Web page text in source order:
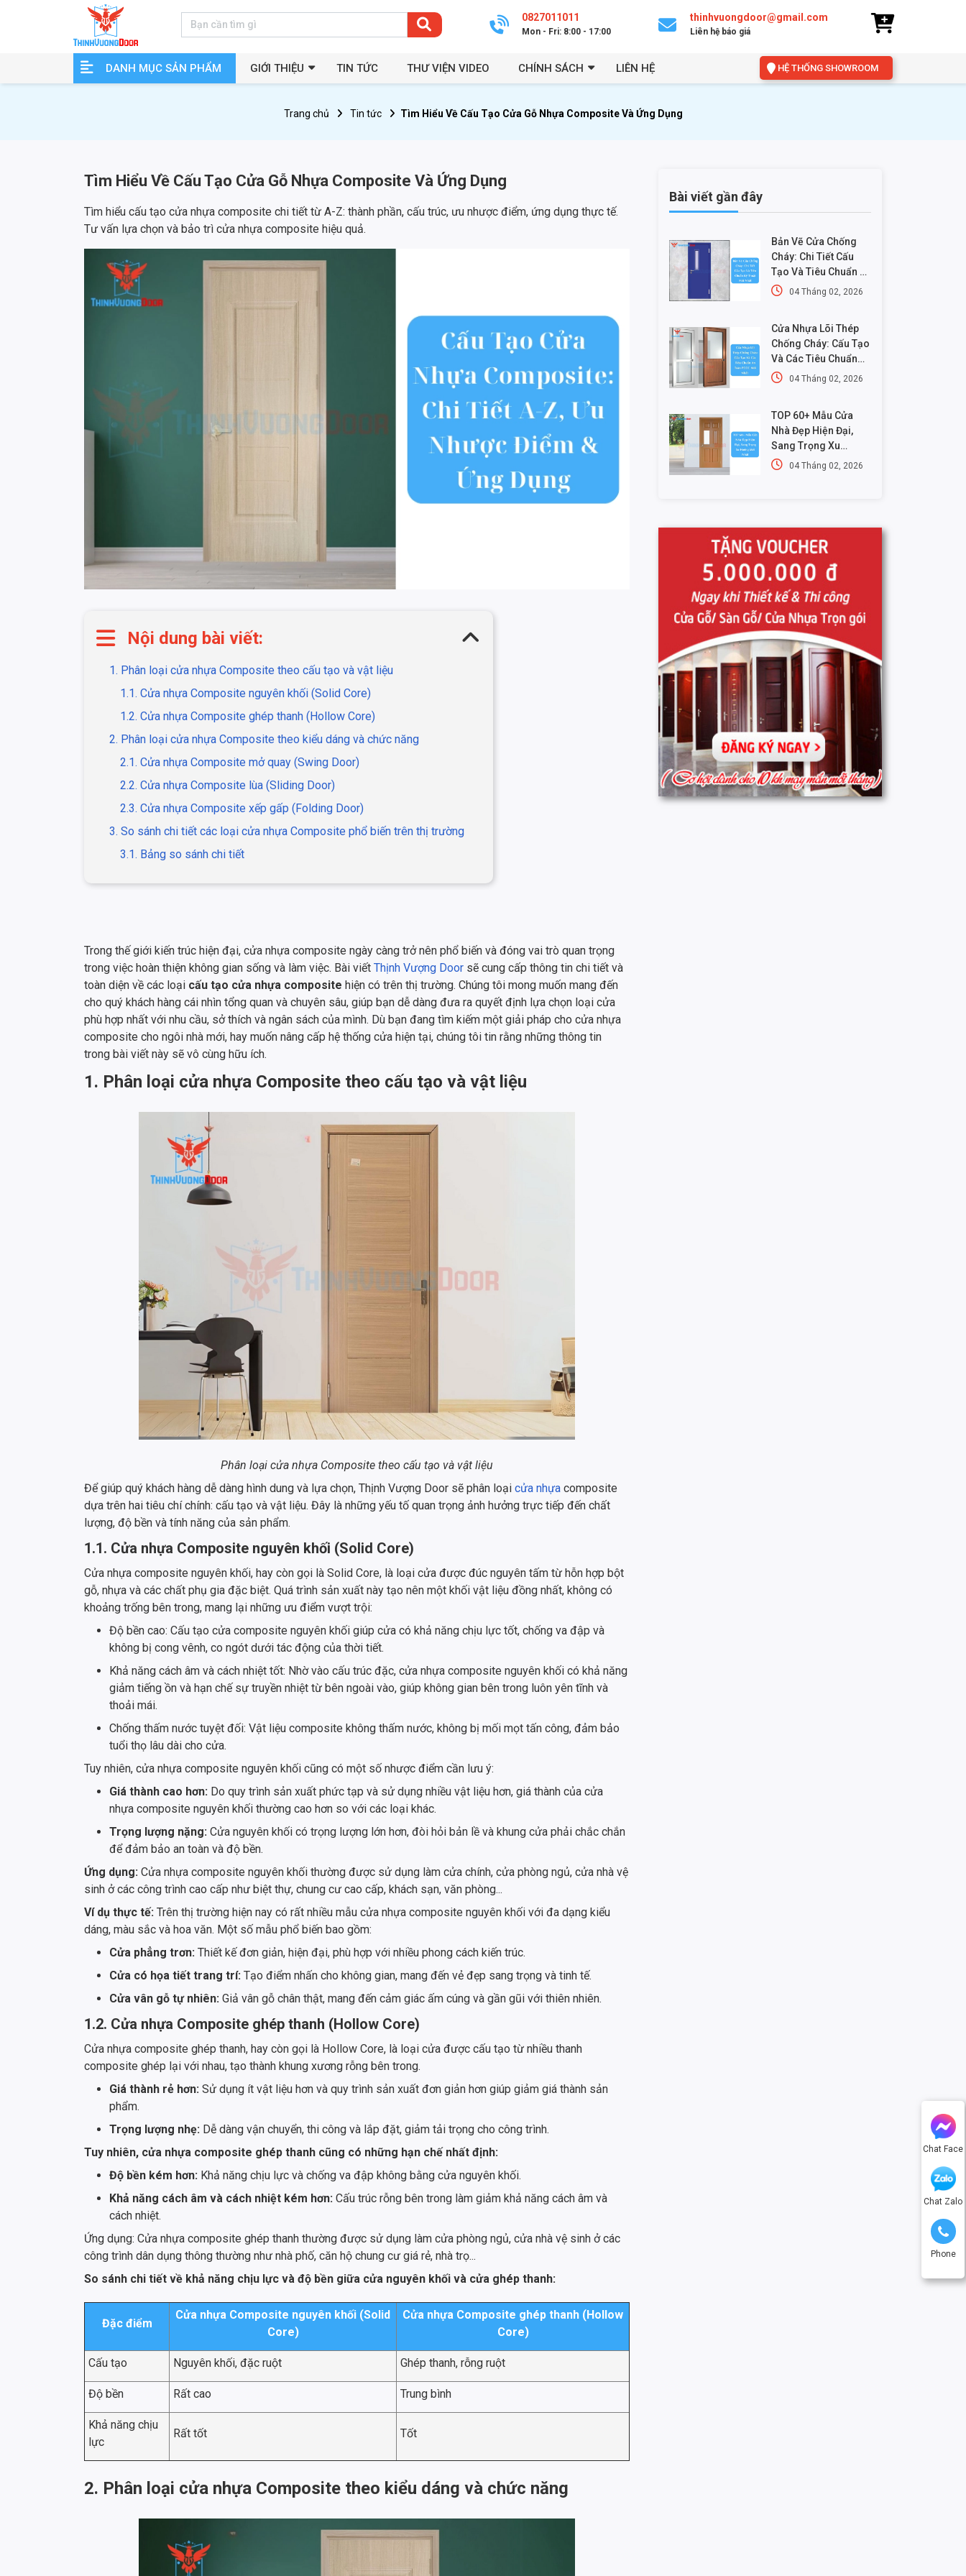
0827011011
Mon - Fri: 8:00 - 17:00
thinhvuongdoor@gmail.com
Liên hệ báo giá
DANH MỤC SẢN PHẨM GIỚI THIỆU TIN TỨC THƯ VIỆN VIDEO CHÍNH SÁCH LIÊN HỆ HỆ THỐNG SHOWROOM
Chat Face
Chat Zalo
Phone
Trang chủ Tin tức Tìm Hiểu Về Cấu Tạo Cửa Gỗ Nhựa Composite Và Ứng Dụng
Tìm Hiểu Về Cấu Tạo Cửa Gỗ Nhựa Composite Và Ứng Dụng
Tìm hiểu cấu tạo cửa nhựa composite chi tiết từ A-Z: thành phần, cấu trúc, ưu nhược điểm, ứng dụng thực tế.
Tư vấn lựa chọn và bảo trì cửa nhựa composite hiệu quả.
Nội dung bài viết:
1. Phân loại cửa nhựa Composite theo cấu tạo và vật liệu
1.1. Cửa nhựa Composite nguyên khối (Solid Core)
1.2. Cửa nhựa Composite ghép thanh (Hollow Core)
2. Phân loại cửa nhựa Composite theo kiểu dáng và chức năng
2.1. Cửa nhựa Composite mở quay (Swing Door)
2.2. Cửa nhựa Composite lùa (Sliding Door)
2.3. Cửa nhựa Composite xếp gấp (Folding Door)
3. So sánh chi tiết các loại cửa nhựa Composite phổ biến trên thị trường
3.1. Bảng so sánh chi tiết
Trong thế giới kiến trúc hiện đại, cửa nhựa composite ngày càng trở nên phổ biến và đóng vai trò quan trọng
trong việc hoàn thiện không gian sống và làm việc. Bài viết Thịnh Vượng Door sẽ cung cấp thông tin chi tiết và
toàn diện về các loại cấu tạo cửa nhựa composite hiện có trên thị trường. Chúng tôi mong muốn mang đến
cho quý khách hàng cái nhìn tổng quan và chuyên sâu, giúp bạn dễ dàng đưa ra quyết định lựa chọn loại cửa
phù hợp nhất với nhu cầu, sở thích và ngân sách của mình. Dù bạn đang tìm kiếm một giải pháp cho cửa nhựa
composite cho ngôi nhà mới, hay muốn nâng cấp hệ thống cửa hiện tại, chúng tôi tin rằng những thông tin
trong bài viết này sẽ vô cùng hữu ích.
1. Phân loại cửa nhựa Composite theo cấu tạo và vật liệu
Phân loại cửa nhựa Composite theo cấu tạo và vật liệu
Để giúp quý khách hàng dễ dàng hình dung và lựa chọn, Thịnh Vượng Door sẽ phân loại cửa nhựa composite
dựa trên hai tiêu chí chính: cấu tạo và vật liệu. Đây là những yếu tố quan trọng ảnh hưởng trực tiếp đến chất
lượng, độ bền và tính năng của sản phẩm.
1.1. Cửa nhựa Composite nguyên khối (Solid Core)
Cửa nhựa composite nguyên khối, hay còn gọi là Solid Core, là loại cửa được đúc nguyên tấm từ hỗn hợp bột
gỗ, nhựa và các chất phụ gia đặc biệt. Quá trình sản xuất này tạo nên một khối vật liệu đồng nhất, không có
khoảng trống bên trong, mang lại những ưu điểm vượt trội:
Độ bền cao: Cấu tạo cửa composite nguyên khối giúp cửa có khả năng chịu lực tốt, chống va đập và
không bị cong vênh, co ngót dưới tác động của thời tiết.
Khả năng cách âm và cách nhiệt tốt: Nhờ vào cấu trúc đặc, cửa nhựa composite nguyên khối có khả năng
giảm tiếng ồn và hạn chế sự truyền nhiệt từ bên ngoài vào, giúp không gian bên trong luôn yên tĩnh và
thoải mái.
Chống thấm nước tuyệt đối: Vật liệu composite không thấm nước, không bị mối mọt tấn công, đảm bảo
tuổi thọ lâu dài cho cửa.
Tuy nhiên, cửa nhựa composite nguyên khối cũng có một số nhược điểm cần lưu ý:
Giá thành cao hơn: Do quy trình sản xuất phức tạp và sử dụng nhiều vật liệu hơn, giá thành của cửa
nhựa composite nguyên khối thường cao hơn so với các loại khác.
Trọng lượng nặng: Cửa nguyên khối có trọng lượng lớn hơn, đòi hỏi bản lề và khung cửa phải chắc chắn
để đảm bảo an toàn và độ bền.
Ứng dụng: Cửa nhựa composite nguyên khối thường được sử dụng làm cửa chính, cửa phòng ngủ, cửa nhà vệ
sinh ở các công trình cao cấp như biệt thự, chung cư cao cấp, khách sạn, văn phòng...
Ví dụ thực tế: Trên thị trường hiện nay có rất nhiều mẫu cửa nhựa composite nguyên khối với đa dạng kiểu
dáng, màu sắc và hoa văn. Một số mẫu phổ biến bao gồm:
Cửa phẳng trơn: Thiết kế đơn giản, hiện đại, phù hợp với nhiều phong cách kiến trúc.
Cửa có họa tiết trang trí: Tạo điểm nhấn cho không gian, mang đến vẻ đẹp sang trọng và tinh tế.
Cửa vân gỗ tự nhiên: Giả vân gỗ chân thật, mang đến cảm giác ấm cúng và gần gũi với thiên nhiên.
1.2. Cửa nhựa Composite ghép thanh (Hollow Core)
Cửa nhựa composite ghép thanh, hay còn gọi là Hollow Core, là loại cửa được cấu tạo từ nhiều thanh
composite ghép lại với nhau, tạo thành khung xương rỗng bên trong.
Giá thành rẻ hơn: Sử dụng ít vật liệu hơn và quy trình sản xuất đơn giản hơn giúp giảm giá thành sản
phẩm.
Trọng lượng nhẹ: Dễ dàng vận chuyển, thi công và lắp đặt, giảm tải trọng cho công trình.
Tuy nhiên, cửa nhựa composite ghép thanh cũng có những hạn chế nhất định:
Độ bền kém hơn: Khả năng chịu lực và chống va đập không bằng cửa nguyên khối.
Khả năng cách âm và cách nhiệt kém hơn: Cấu trúc rỗng bên trong làm giảm khả năng cách âm và
cách nhiệt.
Ứng dụng: Cửa nhựa composite ghép thanh thường được sử dụng làm cửa phòng ngủ, cửa nhà vệ sinh ở các
công trình dân dụng thông thường như nhà phố, căn hộ chung cư giá rẻ, nhà trọ...
So sánh chi tiết về khả năng chịu lực và độ bền giữa cửa nguyên khối và cửa ghép thanh:
Đặc điểm
Cửa nhựa Composite nguyên khối (Solid
Core)
Cửa nhựa Composite ghép thanh (Hollow
Core)
Cấu tạo Nguyên khối, đặc ruột Ghép thanh, rỗng ruột
Độ bền Rất cao Trung bình
Khả năng chịu
lực
Rất tốt Tốt
2. Phân loại cửa nhựa Composite theo kiểu dáng và chức năng
Bài viết gần đây
Bản Vẽ Cửa Chống
Cháy: Chi Tiết Cấu
Tạo Và Tiêu Chuẩn Kỹ
Thuật Mới Nhất
04 Tháng 02, 2026
Cửa Nhựa Lõi Thép
Chống Cháy: Cấu Tạo
Và Các Tiêu Chuẩn
An Toàn PCCC Mới
04 Tháng 02, 2026
TOP 60+ Mẫu Cửa
Nhà Đẹp Hiện Đại,
Sang Trọng Xu
Hướng Mới Nhất
04 Tháng 02, 2026